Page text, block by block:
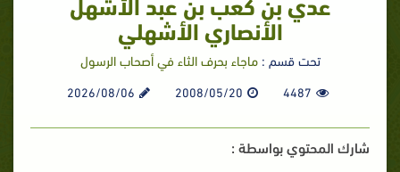
الأنصاري الأشهلي
تحت قسم :ماجاء بحرف الثاء في أصحاب الرسول
4487
2008/05/20
2026/08/06
شارك المحتوي بواسطة :